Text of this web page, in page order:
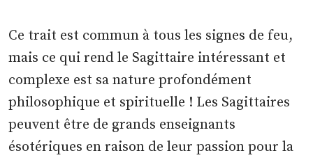
Ce trait est commun à tous les signes de feu,
mais ce qui rend le Sagittaire intéressant et
complexe est sa nature profondément
philosophique et spirituelle ! Les Sagittaires
peuvent être de grands enseignants
ésotériques en raison de leur passion pour la